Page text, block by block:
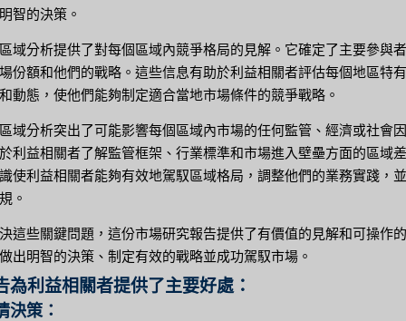
智的決策。
域分析提供了對每個區域內競爭格局的見解。它確定了主要參與
份額和他們的戰略。這些信息有助於利益相關者評估每個地區特
動態，使他們能夠制定適合當地市場條件的競爭戰略。
域分析突出了可能影響每個區域內市場的任何監管、經濟或社會
利益相關者了解監管框架、行業標準和市場進入壁壘方面的區域
使利益相關者能夠有效地駕馭區域格局，調整他們的業務實踐，
。
這些關鍵問題，這份市場研究報告提供了有價值的見解和可操作
出明智的決策、制定有效的戰略並成功駕馭市場。
為利益相關者提供了主要好處：
決策：